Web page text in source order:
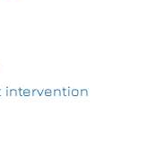
intervention